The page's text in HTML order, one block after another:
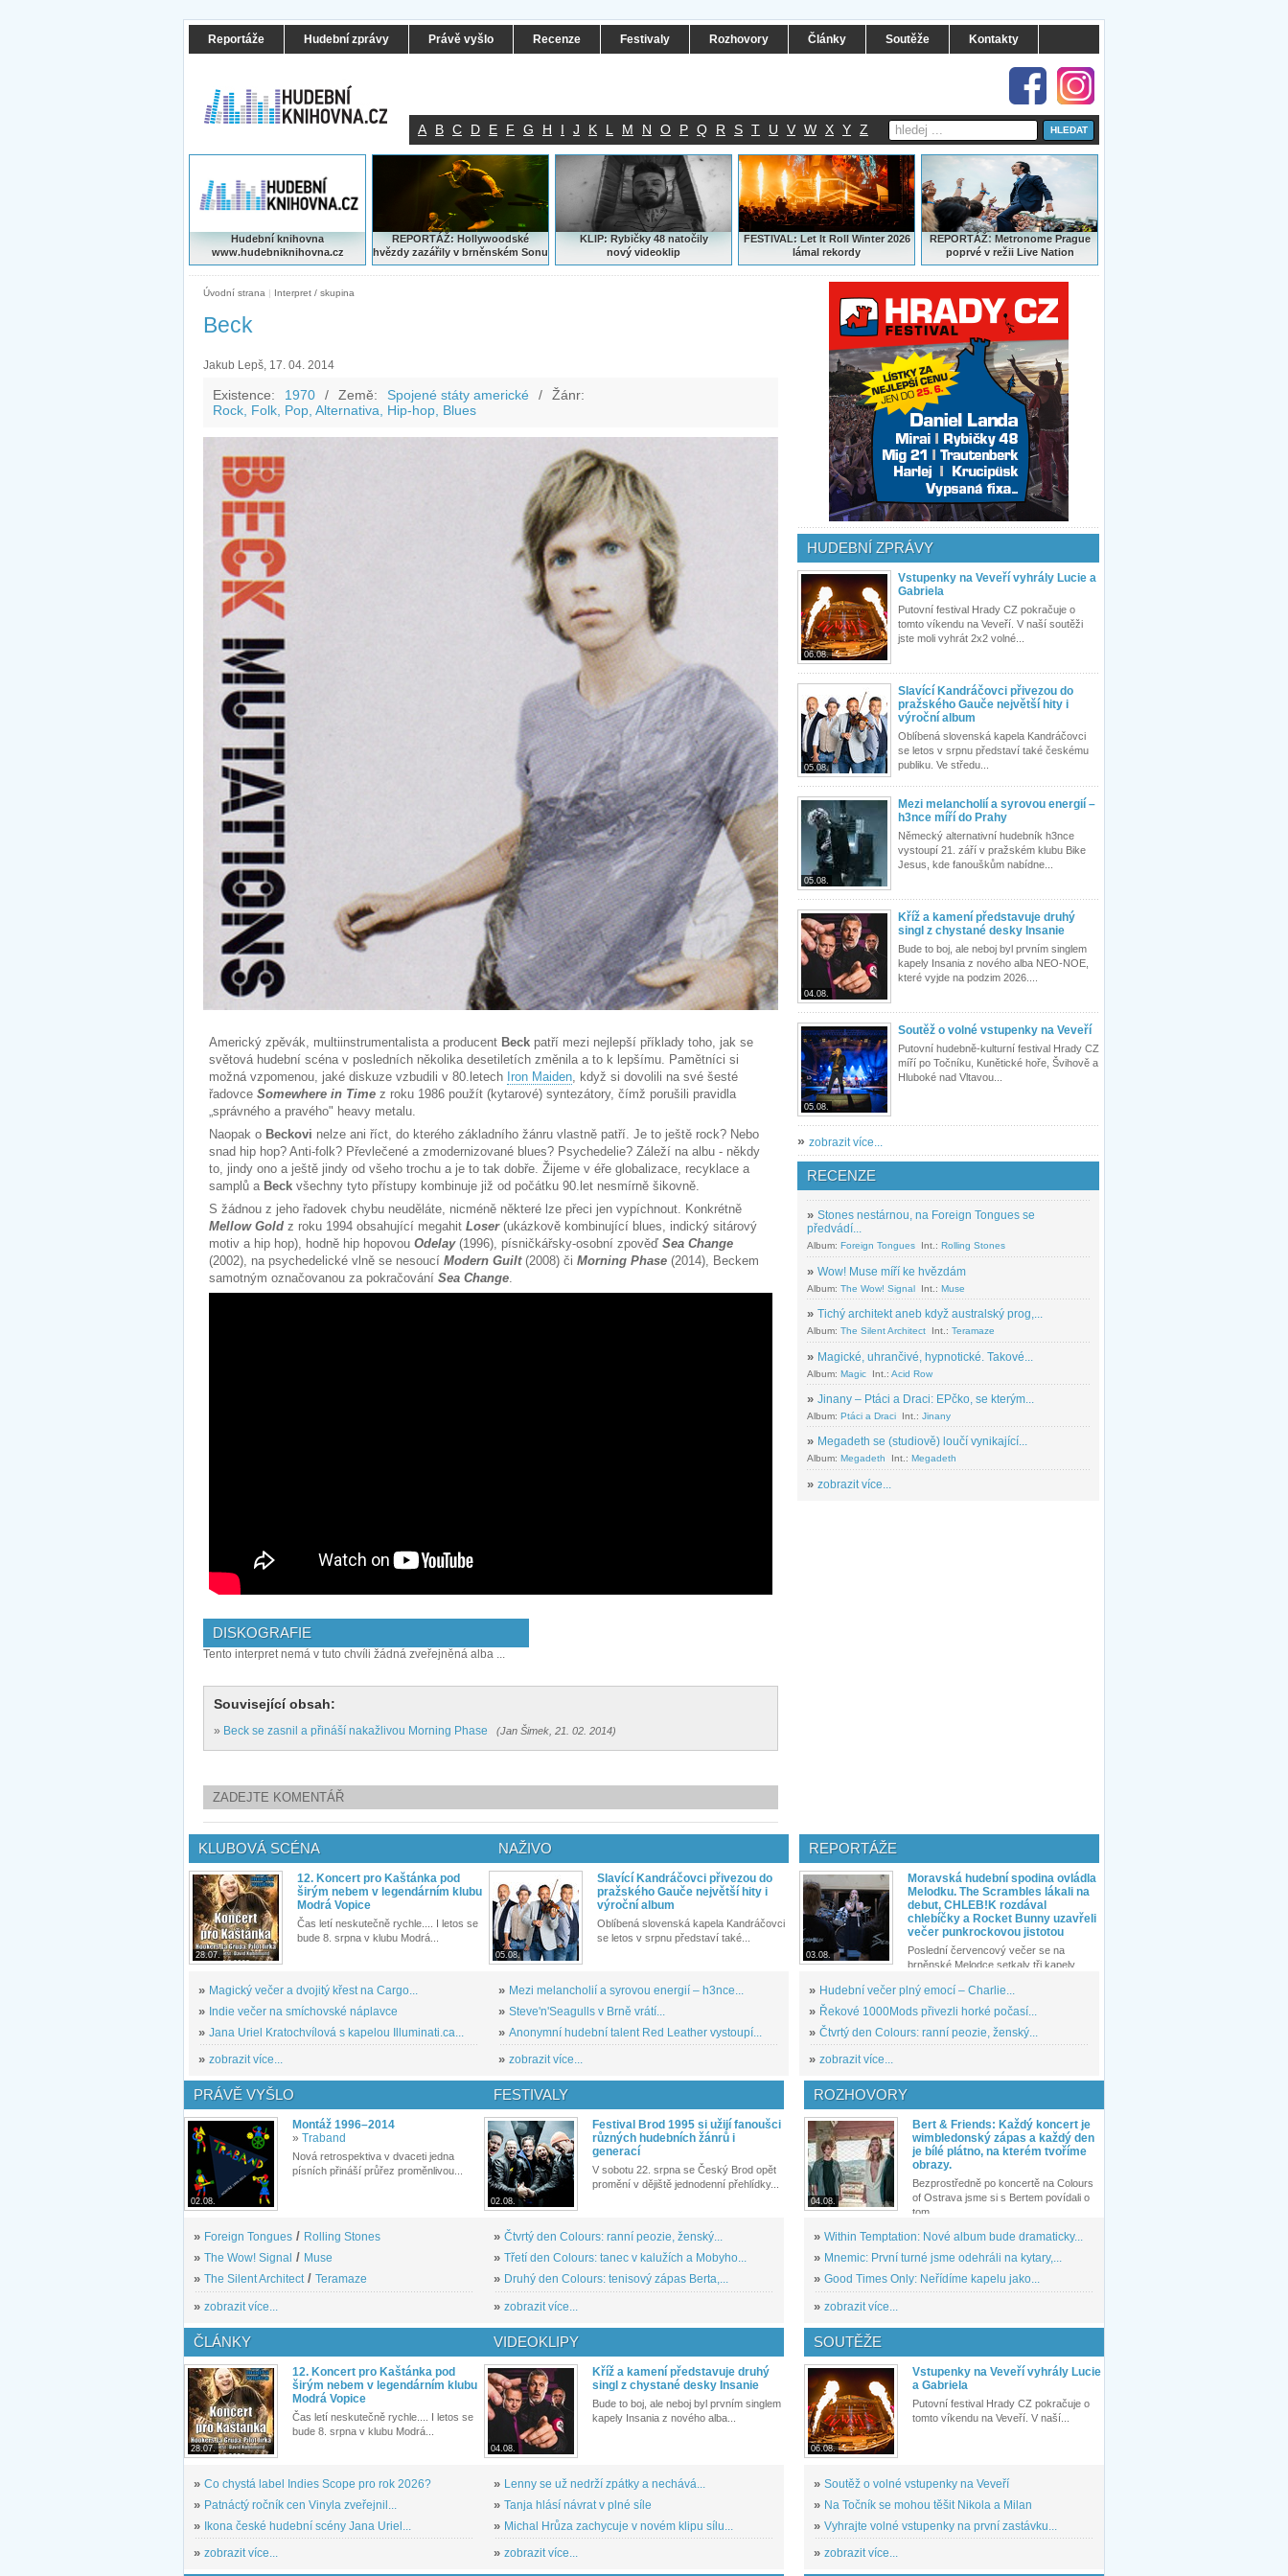
Reportáže Hudební zprávy Právě vyšlo Recenze Festivaly Rozhovory Články Soutěže Kontakty
A B C D E F G H I J K L M N O P Q R S T U V W X Y Z
Hudební knihovna
www.hudebniknihovna.cz
REPORTÁŽ: Hollywoodské
hvězdy zazářily v brněnském Sonu
KLIP: Rybičky 48 natočily
nový videoklip
FESTIVAL: Let It Roll Winter 2026
lámal rekordy
REPORTÁŽ:Metronome Prague
poprvé v režii Live Nation
Úvodní strana | Interpret / skupina
Beck
Jakub Lepš, 17. 04. 2014
Existence: 1970 / Země: Spojené státy americké /
Žánr:
Rock, Folk, Pop, Alternativa, Hip-hop, Blues
Americký zpěvák, multiinstrumentalista a producent Beck patří mezi nejlepší příklady toho, jak se
světová hudební scéna v posledních několika desetiletích změnila a to k lepšímu. Pamětníci si
možná vzpomenou, jaké diskuze vzbudili v 80.letech Iron Maiden, když si dovolili na své šesté
řadovce Somewhere in Time z roku 1986 použít (kytarové) syntezátory, čímž porušili pravidla
„správného a pravého" heavy metalu.
Naopak o Beckovi nelze ani říct, do kterého základního žánru vlastně patří. Je to ještě rock? Nebo
snad hip hop? Anti-folk? Převlečené a zmodernizované blues? Psychedelie? Záleží na albu - někdy
to, jindy ono a ještě jindy od všeho trochu a je to tak dobře. Žijeme v éře globalizace, recyklace a
samplů a Beck všechny tyto přístupy kombinuje již od počátku 90.let nesmírně šikovně.
S žádnou z jeho řadovek chybu neuděláte, nicméně některé lze přeci jen vypíchnout. Konkrétně
Mellow Gold z roku 1994 obsahující megahit Loser(ukázkově kombinující blues, indický sitárový
motiv a hip hop), hodně hip hopovou Odelay(1996), písničkářsky-osobní zpověď Sea Change
(2002), na psychedelické vlně se nesoucí Modern Guilt(2008) či Morning Phase (2014), Beckem
samotným označovanou za pokračování Sea Change.
DISKOGRAFIE
Tento interpret nemá v tuto chvíli žádná zveřejněná alba ...
Související obsah:
» Beck se zasnil a přináší nakažlivou Morning Phase (Jan Šimek, 21. 02. 2014)
ZADEJTE KOMENTÁŘ
HUDEBNÍ ZPRÁVY
06.08.
Vstupenky na Veveří vyhrály Lucie a
Gabriela
Putovní festival Hrady CZ pokračuje o
tomto víkendu na Veveří. V naší soutěži
jste moli vyhrát 2x2 volné...
05.08.
Slavící Kandráčovci přivezou do
pražského Gauče největší hity i
výroční album
Oblíbená slovenská kapela Kandráčovci
se letos v srpnu představí také českému
publiku. Ve středu...
05.08.
Mezi melancholií a syrovou energií –
h3nce míří do Prahy
Německý alternativní hudebník h3nce
vystoupí 21. září v pražském klubu Bike
Jesus, kde fanouškům nabídne...
04.08.
Kříž a kamení představuje druhý
singl z chystané desky Insanie
Bude to boj, ale neboj byl prvním singlem
kapely Insania z nového alba NEO-NOE,
které vyjde na podzim 2026....
05.08.
Soutěž o volné vstupenky na Veveří
Putovní hudebně-kulturní festival Hrady CZ
míří po Točníku, Kunětické hoře, Švihově a
Hluboké nad Vltavou...
» zobrazit více...
RECENZE
» Stones nestárnou, na Foreign Tongues se
předvádí...
Album: Foreign Tongues Int.: Rolling Stones
» Wow! Muse míří ke hvězdám
Album: The Wow! Signal Int.: Muse
» Tichý architekt aneb když australský prog,...
Album: The Silent Architect Int.: Teramaze
» Magické, uhrančivé, hypnotické. Takové...
Album: Magic Int.: Acid Row
» Jinany – Ptáci a Draci: EPčko, se kterým...
Album: Ptáci a Draci Int.: Jinany
» Megadeth se (studiově) loučí vynikající...
Album: Megadeth Int.: Megadeth
» zobrazit více...
KLUBOVÁ SCÉNA
28.07.
12. Koncert pro Kaštánka pod
širým nebem v legendárním klubu
Modrá Vopice
Čas letí neskutečně rychle.... I letos se
bude 8. srpna v klubu Modrá...
» Magický večer a dvojitý křest na Cargo...
» Indie večer na smíchovské náplavce
» Jana Uriel Kratochvílová s kapelou Illuminati.ca...
» zobrazit více...
NAŽIVO
05.08.
Slavící Kandráčovci přivezou do
pražského Gauče největší hity i
výroční album
Oblíbená slovenská kapela Kandráčovci
se letos v srpnu představí také...
» Mezi melancholií a syrovou energií – h3nce...
» Steve'n'Seagulls v Brně vrátí...
» Anonymní hudební talent Red Leather vystoupí...
» zobrazit více...
REPORTÁŽE
03.08.
Moravská hudební spodina ovládla
Melodku. The Scrambles lákali na
debut, CHLEB!K rozdával
chlebíčky a Rocket Bunny uzavřeli
večer punkrockovou jistotou
Poslední červencový večer se na
brněnské Melodce setkaly tři kapely...
» Hudební večer plný emocí – Charlie...
» Řekové 1000Mods přivezli horké počasí...
» Čtvrtý den Colours: ranní peozie, ženský...
» zobrazit více...
PRÁVĚ VYŠLO
02.08.
Montáž 1996–2014
» Traband
Nová retrospektiva v dvaceti jedna
písních přináší průřez proměnlivou...
» Foreign Tongues / Rolling Stones
» The Wow! Signal / Muse
» The Silent Architect/ Teramaze
» zobrazit více...
FESTIVALY
02.08.
Festival Brod 1995 si užijí fanoušci
různých hudebních žánrů i
generací
V sobotu 22. srpna se Český Brod opět
promění v dějiště jednodenní přehlídky...
» Čtvrtý den Colours: ranní peozie, ženský...
» Třetí den Colours: tanec v kalužích a Mobyho...
» Druhý den Colours: tenisový zápas Berta,...
» zobrazit více...
ROZHOVORY
04.08.
Bert & Friends: Každý koncert je
wimbledonský zápas a každý den
je bílé plátno, na kterém tvoříme
obrazy.
Bezprostředně po koncertě na Colours
of Ostrava jsme si s Bertem povídali o
tom,...
» Within Temptation: Nové album bude dramaticky...
» Mnemic: První turné jsme odehráli na kytary,...
» Good Times Only: Neřídíme kapelu jako...
» zobrazit více...
ČLÁNKY
28.07.
12. Koncert pro Kaštánka pod
širým nebem v legendárním klubu
Modrá Vopice
Čas letí neskutečně rychle.... I letos se
bude 8. srpna v klubu Modrá...
» Co chystá label Indies Scope pro rok 2026?
» Patnáctý ročník cen Vinyla zveřejnil...
» Ikona české hudební scény Jana Uriel...
» zobrazit více...
VIDEOKLIPY
04.08.
Kříž a kamení představuje druhý
singl z chystané desky Insanie
Bude to boj, ale neboj byl prvním singlem
kapely Insania z nového alba...
» Lenny se už nedrží zpátky a nechává...
» Tanja hlásí návrat v plné síle
» Michal Hrůza zachycuje v novém klipu sílu...
» zobrazit více...
SOUTĚŽE
06.08.
Vstupenky na Veveří vyhrály Lucie
a Gabriela
Putovní festival Hrady CZ pokračuje o
tomto víkendu na Veveří. V naší...
» Soutěž o volné vstupenky na Veveří
» Na Točník se mohou těšit Nikola a Milan
» Vyhrajte volné vstupenky na první zastávku...
» zobrazit více...